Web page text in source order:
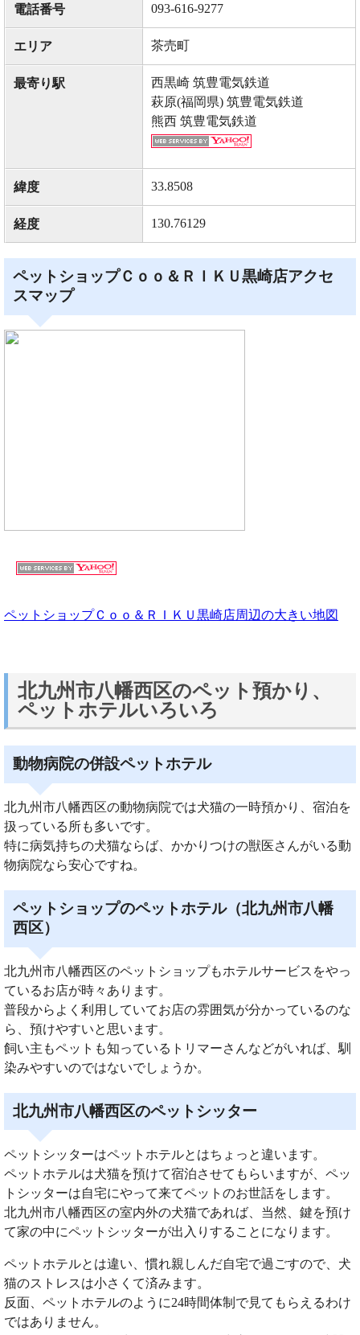
電話番号 093-616-9277
エリア 茶売町
最寄り駅
西黒崎 筑豊電気鉄道
萩原(福岡県) 筑豊電気鉄道
熊西 筑豊電気鉄道
緯度 33.8508
経度 130.76129
ペットショップＣｏｏ＆ＲＩＫＵ黒崎店アクセ
スマップ
ペットショップＣｏｏ＆ＲＩＫＵ黒崎店周辺の大きい地図
北九州市八幡西区のペット預かり、
ペットホテルいろいろ
動物病院の併設ペットホテル
北九州市八幡西区の動物病院では犬猫の一時預かり、宿泊を
扱っている所も多いです。
特に病気持ちの犬猫ならば、かかりつけの獣医さんがいる動
物病院なら安心ですね。
ペットショップのペットホテル（北九州市八幡
西区）
北九州市八幡西区のペットショップもホテルサービスをやっ
ているお店が時々あります。
普段からよく利用していてお店の雰囲気が分かっているのな
ら、預けやすいと思います。
飼い主もペットも知っているトリマーさんなどがいれば、馴
染みやすいのではないでしょうか。
北九州市八幡西区のペットシッター
ペットシッターはペットホテルとはちょっと違います。
ペットホテルは犬猫を預けて宿泊させてもらいますが、ペッ
トシッターは自宅にやって来てペットのお世話をします。
北九州市八幡西区の室内外の犬猫であれば、当然、鍵を預け
て家の中にペットシッターが出入りすることになります。
ペットホテルとは違い、慣れ親しんだ自宅で過ごすので、犬
猫のストレスは小さくて済みます。
反面、ペットホテルのように24時間体制で見てもらえるわけ
ではありません。